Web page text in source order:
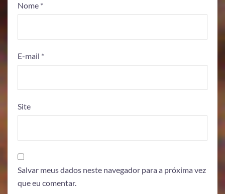
Nome *
E-mail *
Site
Salvar meus dados neste navegador para a próxima vez
que eu comentar.